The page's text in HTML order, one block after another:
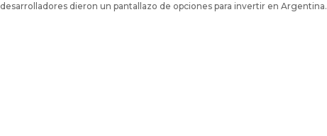
desarrolladores dieron un pantallazo de opciones para invertir en Argentina.